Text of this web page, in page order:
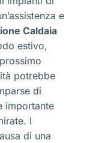
e
Caldaia
estivo,
potrebbe
di
importante
I
di una